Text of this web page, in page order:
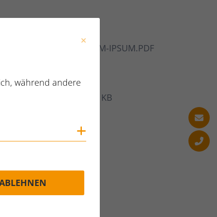
LOREM-IPSUM.PDF
75.32 KB
während andere
Cookies anzeigen